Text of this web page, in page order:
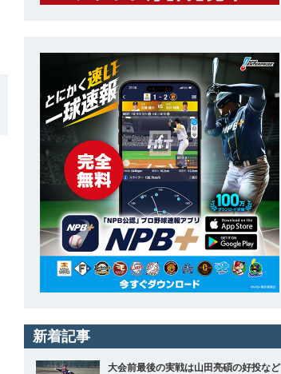
新着記事
大会前最後の実戦は山田亮碩の好投など